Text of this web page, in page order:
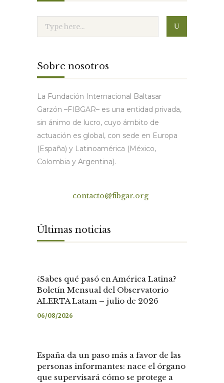
Sobre nosotros
La Fundación Internacional Baltasar
Garzón –FIBGAR– es una entidad privada,
sin ánimo de lucro, cuyo ámbito de
actuación es global, con sede en Europa
(España) y Latinoamérica (México,
Colombia y Argentina).
contacto@fibgar.org
Últimas noticias
¿Sabes qué pasó en América Latina?
Boletín Mensual del Observatorio
ALERTA Latam – julio de 2026
06/08/2026
España da un paso más a favor de las
personas informantes: nace el órgano
que supervisará cómo se protege a